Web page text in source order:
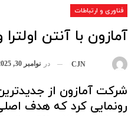
فناوری و ارتباطات
آمازون با آنتن
CJN در نوامبر 30, 2025
شرکت آمازون از
رونمایی کرد که هدف